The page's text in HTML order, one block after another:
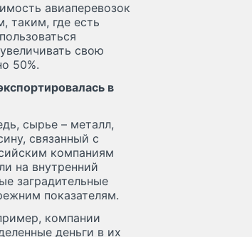
авиаперевозок
таким, где есть
свою
50%.
в
сырье – металл,
связанный с
компаниям
на внутренний
заградительные
показателям.
компании
деньги в их